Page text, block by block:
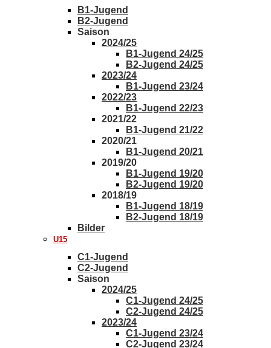
B1-Jugend
B2-Jugend
Saison
2024/25
B1-Jugend 24/25
B2-Jugend 24/25
2023/24
B1-Jugend 23/24
2022/23
B1-Jugend 22/23
2021/22
B1-Jugend 21/22
2020/21
B1-Jugend 20/21
2019/20
B1-Jugend 19/20
B2-Jugend 19/20
2018/19
B1-Jugend 18/19
B2-Jugend 18/19
Bilder
U15
C1-Jugend
C2-Jugend
Saison
2024/25
C1-Jugend 24/25
C2-Jugend 24/25
2023/24
C1-Jugend 23/24
C2-Jugend 23/24